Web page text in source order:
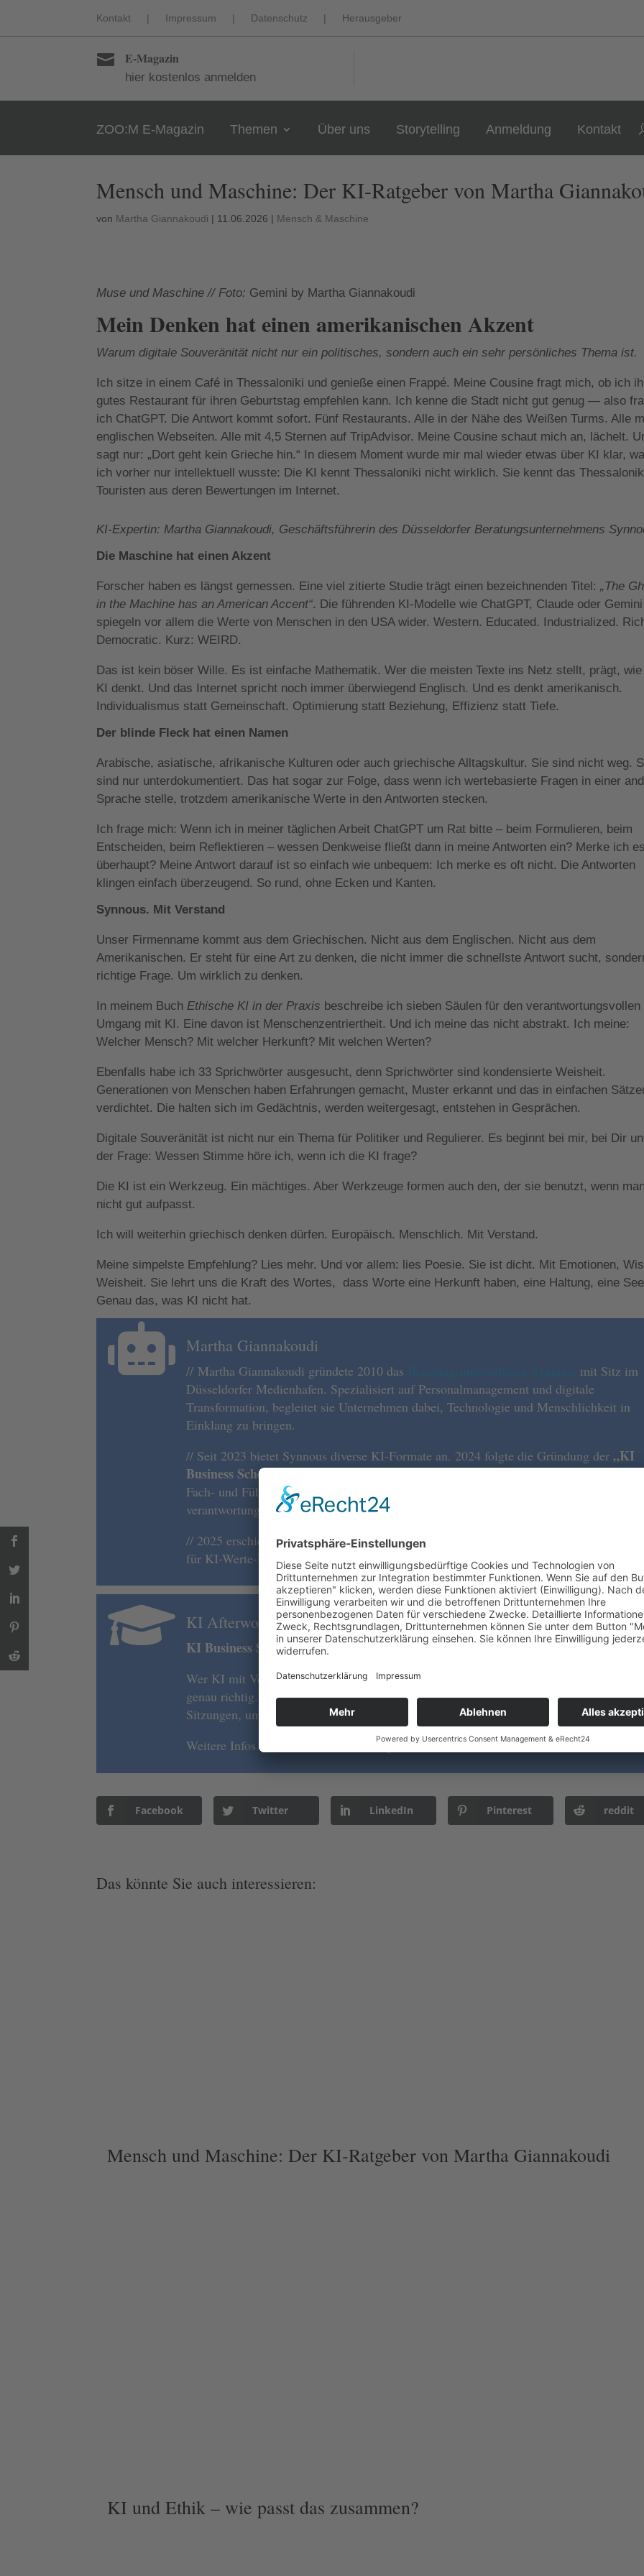
Kontakt | Impressum | Datenschutz | Herausgeber
 E-Magazin
hier kostenlos anmelden
ZOO:M E-Magazin Themen Über uns Storytelling Anmeldung Kontakt
Mensch und Maschine: Der KI-Ratgeber von Martha
von Martha Giannakoudi | 11.06.2026 | Mensch & Maschine
Muse und Maschine // Foto: Gemini by Martha Giannakoudi
Mein Denken hat einen amerikanischen Akzent
Warum digitale Souveränität nicht nur ein politisches, sondern auch ein sehr persönliches Thema ist.
Ich sitze in einem Café in Thessaloniki und genieße einen Frappé. Meine Cousine fragt mich, ob ich
gutes Restaurant für ihren Geburtstag empfehlen kann. Ich kenne die Stadt nicht gut genug — also
ich ChatGPT. Die Antwort kommt sofort. Fünf Restaurants. Alle in der Nähe des Weißen Turms. Alle
englischen Webseiten. Alle mit 4,5 Sternen auf TripAdvisor. Meine Cousine schaut mich an, lächelt.
sagt nur: „Dort geht kein Grieche hin.“ In diesem Moment wurde mir mal wieder etwas über KI klar,
ich vorher nur intellektuell wusste: Die KI kennt Thessaloniki nicht wirklich. Sie kennt das
Touristen aus deren Bewertungen im Internet.
KI-Expertin:Martha Giannakoudi, Geschäftsführerin des Düsseldorfer Beratungsunternehmens
Die Maschine hat einen Akzent
Forscher haben es längst gemessen. Eine viel zitierte Studie trägt einen bezeichnenden Titel:„The
in the Machine has an American Accent“. Die führenden KI-Modelle wie ChatGPT, Claude oder Gemini
spiegeln vor allem die Werte von Menschen in den USA wider. Western. Educated. Industrialized.
Democratic. Kurz: WEIRD.
Das ist kein böser Wille. Es ist einfache Mathematik. Wer die meisten Texte ins Netz stellt, prägt,
KI denkt. Und das Internet spricht noch immer überwiegend Englisch. Und es denkt amerikanisch.
Individualismus statt Gemeinschaft. Optimierung statt Beziehung, Effizienz statt Tiefe.
Der blinde Fleck hat einen Namen
Arabische, asiatische, afrikanische Kulturen oder auch griechische Alltagskultur. Sie sind nicht weg.
sind nur unterdokumentiert. Das hat sogar zur Folge, dass wenn ich wertebasierte Fragen in einer
Sprache stelle, trotzdem amerikanische Werte in den Antworten stecken.
Ich frage mich: Wenn ich in meiner täglichen Arbeit ChatGPT um Rat bitte – beim Formulieren, beim
Entscheiden, beim Reflektieren – wessen Denkweise fließt dann in meine Antworten ein? Merke ich
überhaupt? Meine Antwort darauf ist so einfach wie unbequem: Ich merke es oft nicht. Die Antworten
klingen einfach überzeugend. So rund, ohne Ecken und Kanten.
Synnous. Mit Verstand
Unser Firmenname kommt aus dem Griechischen. Nicht aus dem Englischen. Nicht aus dem
Amerikanischen. Er steht für eine Art zu denken, die nicht immer die schnellste Antwort sucht,
richtige Frage. Um wirklich zu denken.
In meinem Buch Ethische KI in der Praxis beschreibe ich sieben Säulen für den verantwortungsvollen
Umgang mit KI. Eine davon ist Menschenzentriertheit. Und ich meine das nicht abstrakt. Ich meine:
Welcher Mensch? Mit welcher Herkunft? Mit welchen Werten?
Ebenfalls habe ich 33 Sprichwörter ausgesucht, denn Sprichwörter sind kondensierte Weisheit.
Generationen von Menschen haben Erfahrungen gemacht, Muster erkannt und das in einfachen
verdichtet. Die halten sich im Gedächtnis, werden weitergesagt, entstehen in Gesprächen.
Digitale Souveränität ist nicht nur ein Thema für Politiker und Regulierer. Es beginnt bei mir, bei Dir
der Frage: Wessen Stimme höre ich, wenn ich die KI frage?
Die KI ist ein Werkzeug. Ein mächtiges. Aber Werkzeuge formen auch den, der sie benutzt, wenn
nicht gut aufpasst.
Ich will weiterhin griechisch denken dürfen. Europäisch. Menschlich. Mit Verstand.
Meine simpelste Empfehlung? Lies mehr. Und vor allem: lies Poesie. Sie ist dicht. Mit Emotionen,
Weisheit. Sie lehrt uns die Kraft des Wortes,
dass Worte eine Herkunft haben, eine Haltung, eine
Genau das, was KI nicht hat.
 Martha Giannakoudi
// Martha Giannakoudi gründete 2010 das
mit Sitz im
Düsseldorfer Medienhafen. Spezialisiert auf Personalmanagement und digitale
Transformation, begleitet sie Unternehmen dabei, Technologie und Menschlichkeit in
Einklang zu bringen.
// Seit 2023 bietet Synnous diverse KI-Formate an. 2024 folgte die Gründung der „KI
Business School“mit dem IHK-Abschluss zum „KI Business Manager“. Das Ziel ist
Fach- und Führungskräfte und Unternehmen zu befähigen, KI strategisch und
verantwortungsvoll einzusetzen.
// 2025 erschien ihr Buch „Ethische KI in der Praxis – Die 7 Säulen und 33
für KI-Werte-Leitlinien in Unternehmen“ bei Springer Gabler.
 KI Afterwork VII: Wie personalisiere ich meine KI?
KI Business School Düsseldorf
Wer KI mit Verstand und eigener Haltung einsetzen will, ist in der KI Business School
genau richtig. Die nächsten Staffeln starten bald und zwar immer in persönlichen
Sitzungen, um den Austausch, das Gespräch und das Denken zu fördern.
Weitere Infos zur KI Business School gibt eshier.
Facebook Twitter LinkedIn Pinterest reddit
Das könnte Sie auch interessieren:
Mensch und Maschine: Der KI-Ratgeber von Martha Giannakoudi
KI und Ethik – wie passt das zusammen?